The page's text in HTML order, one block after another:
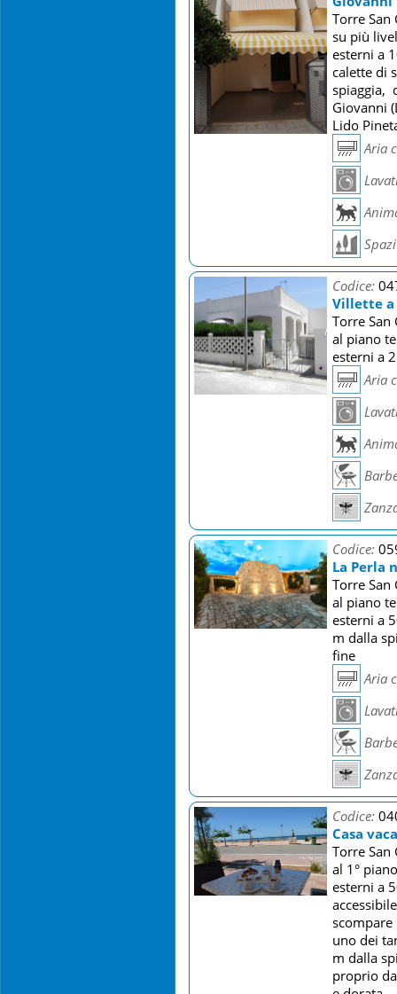
Torre
su più
esterni a
calette di
spiaggia,
Giovanni
Lido
Aria
Codice:
Villette a
Torre
al piano
esterni a
Aria
Codice:
La Perla
Torre
al piano
esterni a
m dalla
fine
Aria
Codice:
Casa
Torre
al 1°
esterni a
uno dei
m dalla
proprio